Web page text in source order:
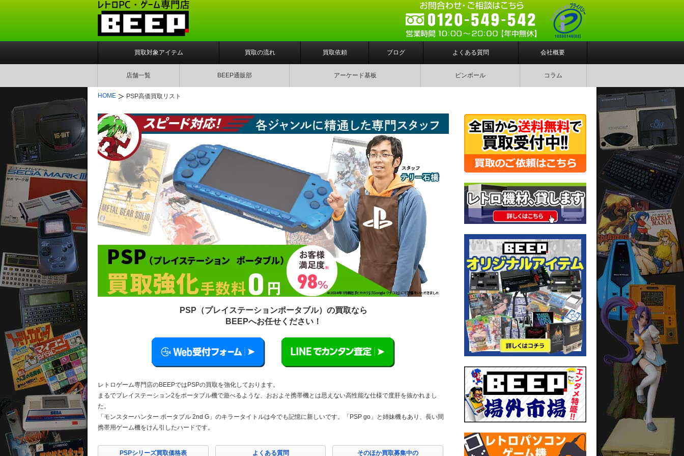
買取対象アイテム 買取の流れ 買取依頼 ブログ よくある質問 会社概要
店舗一覧 BEEP通販部 アーケード基板 ピンボール コラム
HOME PSP高価買取リスト
PSP（プレイステーションポータブル）の買取なら
BEEPへお任せください！
レトロゲーム専門店のBEEPではPSPの買取を強化しております。
まるでプレイステーション2をポータブル機で遊べるような、おおよそ携帯機とは思えない高性能な仕様で度肝を抜かれまし
た。
「モンスターハンター ポータブル 2nd G」のキラータイトルは今でも記憶に新しいです。「PSP go」と姉妹機もあり、長い間
携帯用ゲーム機をけん引したハードです。
PSPシリーズ買取価格表 よくある質問 そのほか買取募集中の